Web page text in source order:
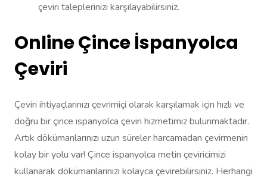
çeviri taleplerinizi karşılayabilirsiniz.
Online Çince İspanyolca
Çeviri
Çeviri ihtiyaçlarınızı çevrimiçi olarak karşılamak için hızlı ve
doğru bir çince ispanyolca çeviri hizmetimiz bulunmaktadır.
Artık dökümanlarınızı uzun süreler harcamadan çevirmenin
kolay bir yolu var! Çince ispanyolca metin çeviricimizi
kullanarak dökümanlarınızı kolayca çevirebilirsiniz. Herhangi